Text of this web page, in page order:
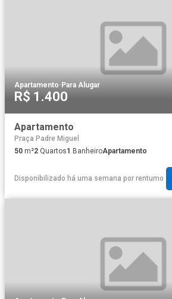
Apartamento·Para Alugar
R$ 1.400
Apartamento
Praça Padre Miguel
50 m²2 Quartos1 BanheiroApartamento
Disponibilizado há uma semana por rentumo